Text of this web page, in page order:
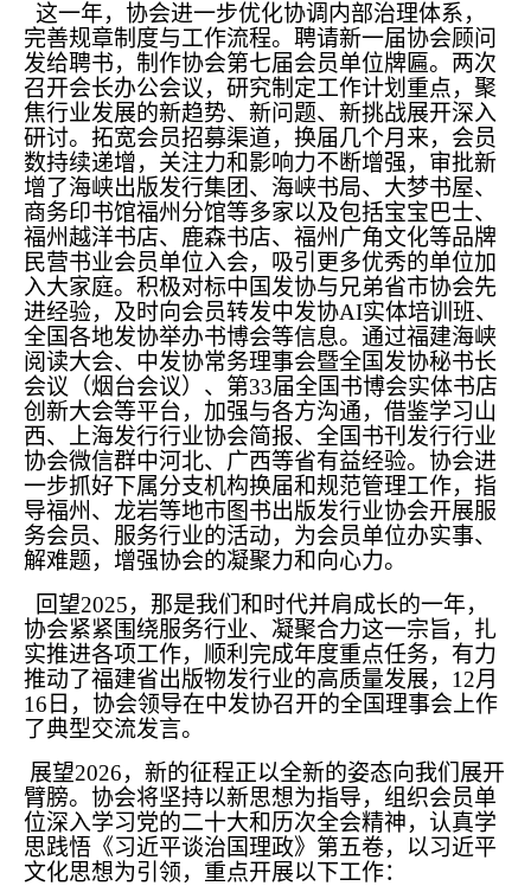
这一年，协会进一步优化协调内部治理体系，
完善规章制度与工作流程。聘请新一届协会顾问
发给聘书，制作协会第七届会员单位牌匾。两次
召开会长办公会议，研究制定工作计划重点，聚
焦行业发展的新趋势、新问题、新挑战展开深入
研讨。拓宽会员招募渠道，换届几个月来，会员
数持续递增，关注力和影响力不断增强，审批新
增了海峡出版发行集团、海峡书局、大梦书屋、
商务印书馆福州分馆等多家以及包括宝宝巴士、
福州越洋书店、鹿森书店、福州广角文化等品牌
民营书业会员单位入会，吸引更多优秀的单位加
入大家庭。积极对标中国发协与兄弟省市协会先
进经验，及时向会员转发中发协AI实体培训班、
全国各地发协举办书博会等信息。通过福建海峡
阅读大会、中发协常务理事会暨全国发协秘书长
会议（烟台会议）、第33届全国书博会实体书店
创新大会等平台，加强与各方沟通，借鉴学习山
西、上海发行行业协会简报、全国书刊发行行业
协会微信群中河北、广西等省有益经验。协会进
一步抓好下属分支机构换届和规范管理工作，指
导福州、龙岩等地市图书出版发行业协会开展服
务会员、服务行业的活动，为会员单位办实事、
解难题，增强协会的凝聚力和向心力。
回望2025，那是我们和时代并肩成长的一年，
协会紧紧围绕服务行业、凝聚合力这一宗旨，扎
实推进各项工作，顺利完成年度重点任务，有力
推动了福建省出版物发行业的高质量发展，12月
16日，协会领导在中发协召开的全国理事会上作
了典型交流发言。
展望2026，新的征程正以全新的姿态向我们展开
臂膀。协会将坚持以新思想为指导，组织会员单
位深入学习党的二十大和历次全会精神，认真学
思践悟《习近平谈治国理政》第五卷，以习近平
文化思想为引领，重点开展以下工作：